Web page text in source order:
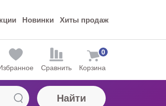
Новинки Хиты продаж
Сравнить Корзина
0
Найти